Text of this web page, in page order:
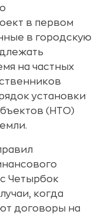
в первом
в городскую
на частных
установки
(НТО)
Четырбок
когда
договоры на